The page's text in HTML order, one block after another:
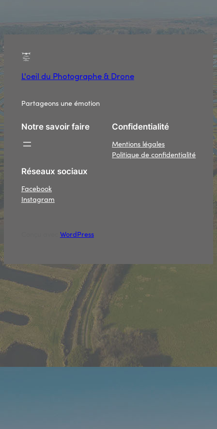
L'oeil du Photographe & Drone
Partageons une émotion
Notre savoir faire
Confidentialité
Mentions légales
Politique de confidentialité
Réseaux sociaux
Facebook
Instagram
WordPress